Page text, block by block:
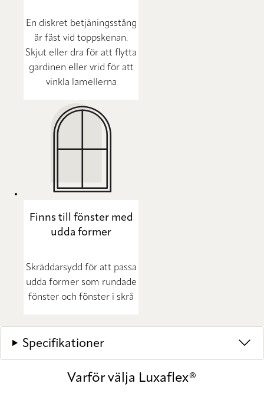
En diskret betjäningsstång
är fäst vid toppskenan.
Skjut eller dra för att flytta
gardinen eller vrid för att
vinkla lamellerna
Finns till fönster med
udda former
Skräddarsydd för att passa
udda former som rundade
fönster och fönster i skrå
Specifikationer
Varför välja Luxaflex®